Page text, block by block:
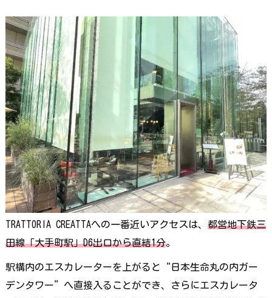
TRATTORIA CREATTAへの一番近いアクセスは、 都営地下鉄三
田線「大手町駅」D6出口から直結1分。
駅構内のエスカレーターを上がると“日本生命丸の内ガー
デンタワー”へ直接入ることができ、さらにエスカレータ